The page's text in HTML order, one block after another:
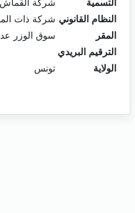
التسمية
شركة القماش
النظام القانوني شركة ذات
المقر
سوق الوزر عدد 21 مثلث
الترقيم البريدي
الولاية
تونس